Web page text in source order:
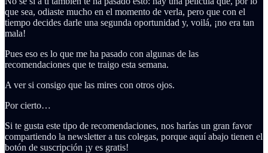
que sea, odiaste mucho en el momento de verla, pero que con el
tiempo decides darle una segunda oportunidad y, voilá, ¡no era tan
mala!
Pues eso es lo que me ha pasado con algunas de las
recomendaciones que te traigo esta semana.
A ver si consigo que las mires con otros ojos.
Por cierto…
Si te gusta este tipo de recomendaciones, nos harías un gran favor
compartiendo la newsletter a tus colegas, porque aquí abajo tienen el
botón de suscripción ¡y es gratis!